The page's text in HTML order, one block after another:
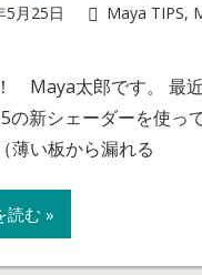
5月25日 mayablog
Maya TIPS,
で
障
子
Maya太郎です。 最
の新シェーダーを使っ
薄い板から漏れる
読む »